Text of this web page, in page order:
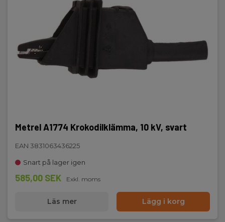
Metrel A1774 Krokodilklämma, 10 kV, svart
EAN 3831063436225
Snart på lager igen
585,00 SEK Exkl. moms
Läs mer Lägg i korg